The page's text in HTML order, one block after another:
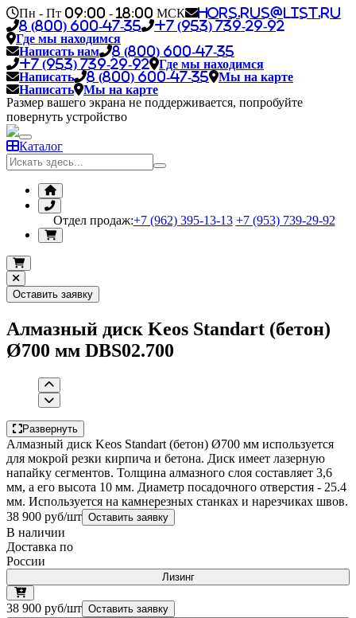
Пн - Пт 09:00 - 18:00 МСК
hors.rus@list.ru
8 (800) 600-47-35
+7 (953) 739-29-92
Где мы находимся
Написать нам
8 (800) 600-47-35
+7 (953) 739-29-92
Где мы находимся
Написать
8 (800) 600-47-35
Мы на карте
Написать
Мы на карте
Размер вашего экрана не поддерживается, попробуйте
повернуть устройство
Каталог
Отдел продаж:+7 (962) 395-13-13 +7 (953) 739-29-92
Оставить заявку
Алмазный диск Keos Standart (бетон)
Ø700 мм DBS02.700
Развернуть
Алмазный диск Keos Standart (бетон) Ø700 мм используется
для мокрой резки кирпича и бетона. Диск имеет лазерную
напайку сегментов. Толщина алмазного слоя составляет 3,6
мм, а его высота 10 мм. Диаметр посадочного отверстия - 25.4
мм. Используется на камнерезных станках и нарезчиках швов.
38 900 руб/шт Оставить заявку
В наличии
Доставка по
России
Лизинг
38 900 руб/шт Оставить заявку